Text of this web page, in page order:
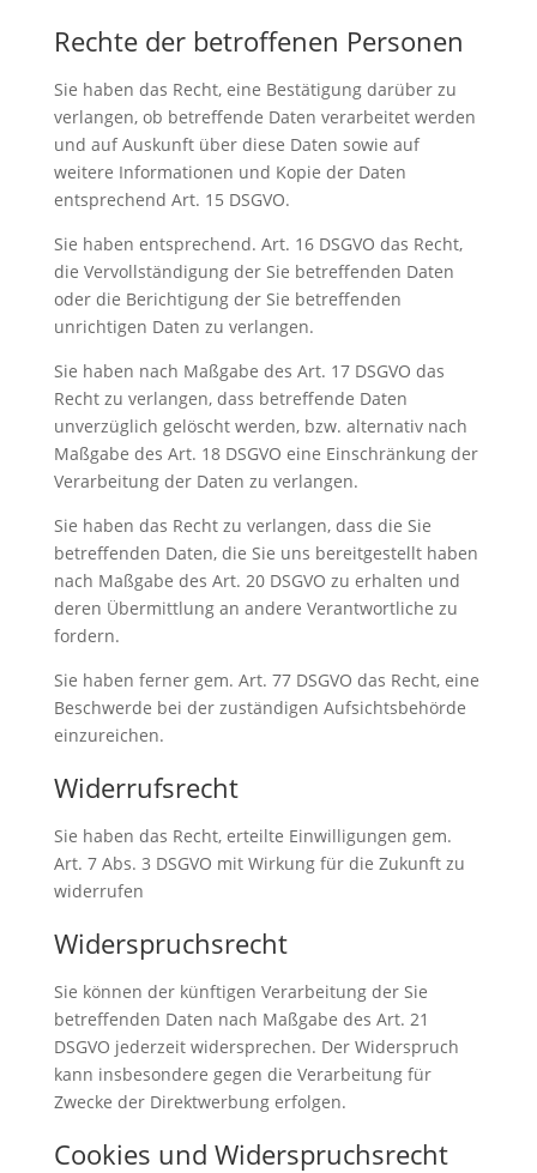
Rechte der betroffenen Personen
Sie haben das Recht, eine Bestätigung darüber zu
verlangen, ob betreffende Daten verarbeitet werden
und auf Auskunft über diese Daten sowie auf
weitere Informationen und Kopie der Daten
entsprechend Art. 15 DSGVO.
Sie haben entsprechend. Art. 16 DSGVO das Recht,
die Vervollständigung der Sie betreffenden Daten
oder die Berichtigung der Sie betreffenden
unrichtigen Daten zu verlangen.
Sie haben nach Maßgabe des Art. 17 DSGVO das
Recht zu verlangen, dass betreffende Daten
unverzüglich gelöscht werden, bzw. alternativ nach
Maßgabe des Art. 18 DSGVO eine Einschränkung der
Verarbeitung der Daten zu verlangen.
Sie haben das Recht zu verlangen, dass die Sie
betreffenden Daten, die Sie uns bereitgestellt haben
nach Maßgabe des Art. 20 DSGVO zu erhalten und
deren Übermittlung an andere Verantwortliche zu
fordern.
Sie haben ferner gem. Art. 77 DSGVO das Recht, eine
Beschwerde bei der zuständigen Aufsichtsbehörde
einzureichen.
Widerrufsrecht
Sie haben das Recht, erteilte Einwilligungen gem.
Art. 7 Abs. 3 DSGVO mit Wirkung für die Zukunft zu
widerrufen
Widerspruchsrecht
Sie können der künftigen Verarbeitung der Sie
betreffenden Daten nach Maßgabe des Art. 21
DSGVO jederzeit widersprechen. Der Widerspruch
kann insbesondere gegen die Verarbeitung für
Zwecke der Direktwerbung erfolgen.
Cookies und Widerspruchsrecht